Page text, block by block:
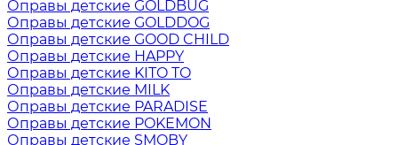
Оправы детские GOLDBUG
Оправы детские GOLDDOG
Оправы детские GOOD CHILD
Оправы детские HAPPY
Оправы детские KITO TO
Оправы детские MILK
Оправы детские PARADISE
Оправы детские POKEMON
Оправы детские SMOBY